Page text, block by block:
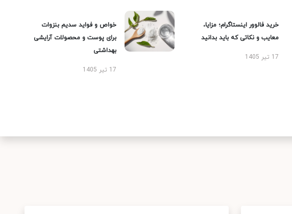
خرید فالوور اینستاگرام؛ مزایا،
معایب و نکاتی که باید بدانید
17 تیر 1405
خواص و فواید سدیم بنزوات
برای پوست و محصولات آرایشی
بهداشتی
17 تیر 1405